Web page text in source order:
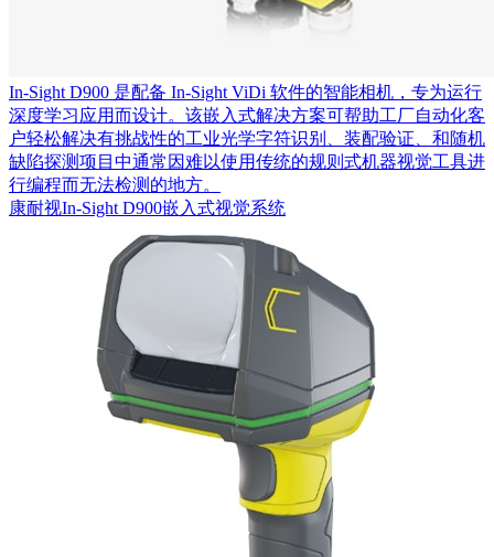
In-Sight D900 是配备 In-Sight ViDi 软件的智能相机，专为运行
深度学习应用而设计。该嵌入式解决方案可帮助工厂自动化客
户轻松解决有挑战性的工业光学字符识别、装配验证、和随机
缺陷探测项目中通常因难以使用传统的规则式机器视觉工具进
行编程而无法检测的地方。
康耐视In-Sight D900嵌入式视觉系统